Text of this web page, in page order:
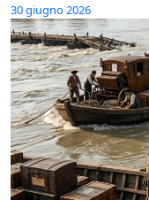
30 giugno 2026